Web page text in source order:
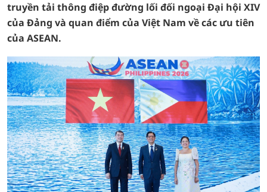
truyền tải thông điệp đường lối đối ngoại Đại hội XIV
của Đảng và quan điểm của Việt Nam về các ưu tiên
của ASEAN.